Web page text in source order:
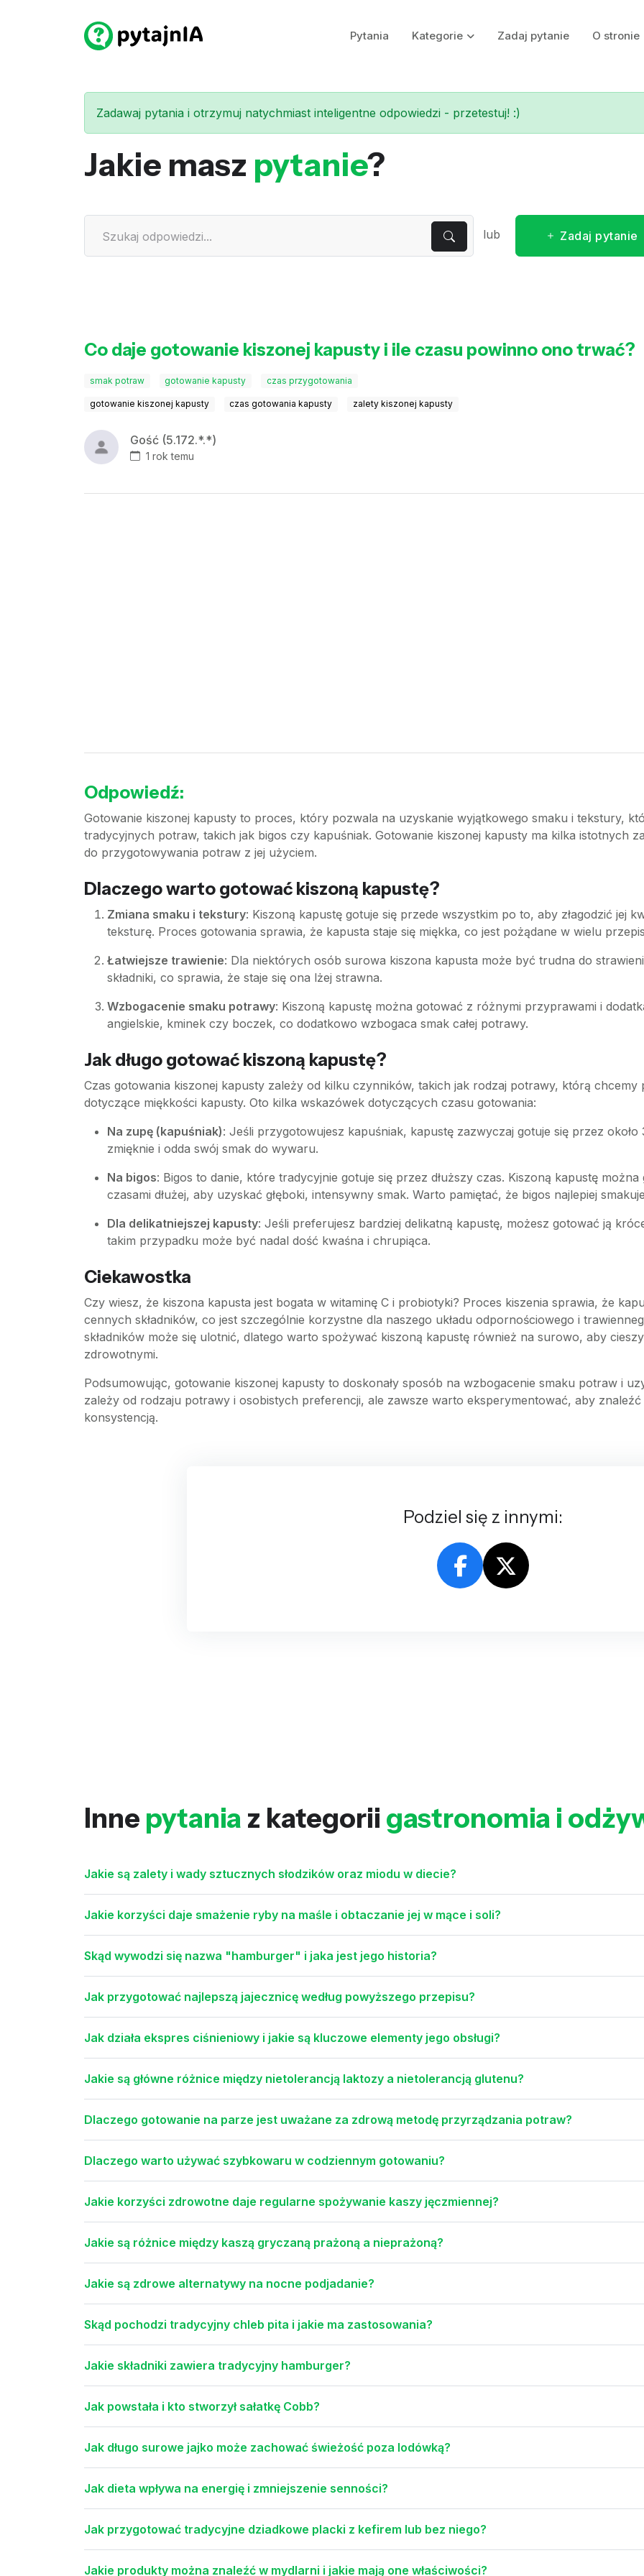
Pytania Kategorie Zadaj pytanie O stronie
Zadawaj pytania i otrzymuj natychmiast inteligentne odpowiedzi - przetestuj! :)
Jakie masz pytanie?
lub Zadaj pytanie
Co daje gotowanie kiszonej kapusty i ile czasu powinno ono trwać?
smak potraw gotowanie kapusty czas przygotowania
gotowanie kiszonej kapusty czas gotowania kapusty zalety kiszonej kapusty
Gość (5.172.*.*)
1 rok temu
Odpowiedź:
Gotowanie kiszonej kapusty to proces, który pozwala na uzyskanie wyjątkowego smaku i tekstury,
tradycyjnych potraw, takich jak bigos czy kapuśniak. Gotowanie kiszonej kapusty ma kilka istotnych
do przygotowywania potraw z jej użyciem.
Dlaczego warto gotować kiszoną kapustę?
Zmiana smaku i tekstury: Kiszoną kapustę gotuje się przede wszystkim po to, aby złagodzić jej
teksturę. Proces gotowania sprawia, że kapusta staje się miękka, co jest pożądane w wielu
Łatwiejsze trawienie: Dla niektórych osób surowa kiszona kapusta może być trudna do
składniki, co sprawia, że staje się ona lżej strawna.
Wzbogacenie smaku potrawy: Kiszoną kapustę można gotować z różnymi przyprawami i
angielskie, kminek czy boczek, co dodatkowo wzbogaca smak całej potrawy.
Jak długo gotować kiszoną kapustę?
Czas gotowania kiszonej kapusty zależy od kilku czynników, takich jak rodzaj potrawy, którą
dotyczące miękkości kapusty. Oto kilka wskazówek dotyczących czasu gotowania:
Na zupę (kapuśniak): Jeśli przygotowujesz kapuśniak, kapustę zazwyczaj gotuje się przez
zmięknie i odda swój smak do wywaru.
Na bigos: Bigos to danie, które tradycyjnie gotuje się przez dłuższy czas. Kiszoną kapustę
czasami dłużej, aby uzyskać głęboki, intensywny smak. Warto pamiętać, że bigos najlepiej
Dla delikatniejszej kapusty: Jeśli preferujesz bardziej delikatną kapustę, możesz gotować ją
takim przypadku może być nadal dość kwaśna i chrupiąca.
Ciekawostka
Czy wiesz, że kiszona kapusta jest bogata w witaminę C i probiotyki? Proces kiszenia sprawia, że
cennych składników, co jest szczególnie korzystne dla naszego układu odpornościowego i
składników może się ulotnić, dlatego warto spożywać kiszoną kapustę również na surowo, aby
zdrowotnymi.
Podsumowując, gotowanie kiszonej kapusty to doskonały sposób na wzbogacenie smaku potraw i
zależy od rodzaju potrawy i osobistych preferencji, ale zawsze warto eksperymentować, aby znaleźć
konsystencją.
Podziel się z innymi:
Inne pytania z kategorii gastronomia i
Jakie są zalety i wady sztucznych słodzików oraz miodu w diecie?
Jakie korzyści daje smażenie ryby na maśle i obtaczanie jej w mące i soli?
Skąd wywodzi się nazwa "hamburger" i jaka jest jego historia?
Jak przygotować najlepszą jajecznicę według powyższego przepisu?
Jak działa ekspres ciśnieniowy i jakie są kluczowe elementy jego obsługi?
Jakie są główne różnice między nietolerancją laktozy a nietolerancją glutenu?
Dlaczego gotowanie na parze jest uważane za zdrową metodę przyrządzania potraw?
Dlaczego warto używać szybkowaru w codziennym gotowaniu?
Jakie korzyści zdrowotne daje regularne spożywanie kaszy jęczmiennej?
Jakie są różnice między kaszą gryczaną prażoną a nieprażoną?
Jakie są zdrowe alternatywy na nocne podjadanie?
Skąd pochodzi tradycyjny chleb pita i jakie ma zastosowania?
Jakie składniki zawiera tradycyjny hamburger?
Jak powstała i kto stworzył sałatkę Cobb?
Jak długo surowe jajko może zachować świeżość poza lodówką?
Jak dieta wpływa na energię i zmniejszenie senności?
Jak przygotować tradycyjne dziadkowe placki z kefirem lub bez niego?
Jakie produkty można znaleźć w mydlarni i jakie mają one właściwości?